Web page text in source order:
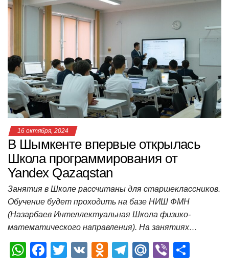
p
e
o
k
er
o
a
ss
ni
ki
gr
m
u
р
в
и
т
ь
16 октября, 2024
В Шымкенте впервые открылась
Школа программирования от
Yandex Qazaqstan
Занятия в Школе рассчитаны для старшеклассников.
Обучение будет проходить на базе НИШ ФМН
(Назарбаев Интеллектуальная Школа физико-
математического направления). На занятиях…
W
F
T
V
O
T
M
Vi